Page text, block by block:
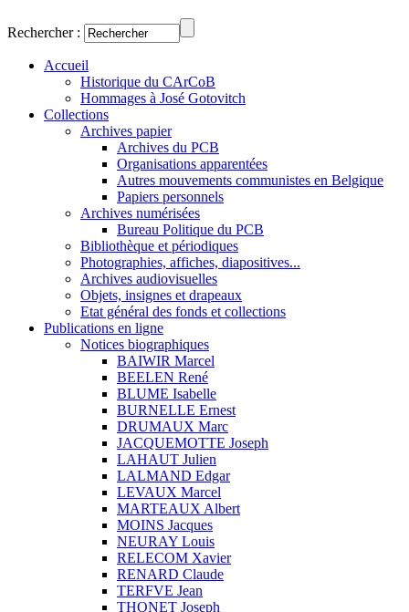
Rechercher :
Accueil
Historique du CArCoB
Hommages à José Gotovitch
Collections
Archives papier
Archives du PCB
Organisations apparentées
Autres mouvements communistes en Belgique
Papiers personnels
Archives numérisées
Bureau Politique du PCB
Bibliothèque et périodiques
Photographies, affiches, diapositives...
Archives audiovisuelles
Objets, insignes et drapeaux
Etat général des fonds et collections
Publications en ligne
Notices biographiques
BAIWIR Marcel
BEELEN René
BLUME Isabelle
BURNELLE Ernest
DRUMAUX Marc
JACQUEMOTTE Joseph
LAHAUT Julien
LALMAND Edgar
LEVAUX Marcel
MARTEAUX Albert
MOINS Jacques
NEURAY Louis
RELECOM Xavier
RENARD Claude
TERFVE Jean
THONET Joseph